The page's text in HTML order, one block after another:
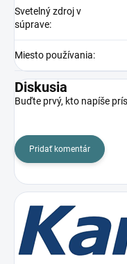
Svetelný zdroj v
súprave:
Miesto používania:
Diskusia
Buďte prvý, kto napíše
Pridať komentár